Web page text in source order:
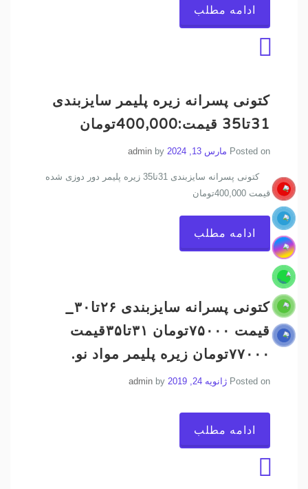
ادامه مطلب
کتونی پسرانه زیره پلیمر سایزبندی
31تا35 قیمت:400,000تومان
Posted on مارس 13, 2024 admin
کتونی پسرانه سایزبندی 31تا35 زیره پلیمر دور دوزی شده
قیمت 400,000تومان
ادامه مطلب
کتونی پسرانه سایزبندی ۲۶تا۳۰_
قیمت ۷۵۰۰۰تومان ۳۱تا۳۵قیمت
۷۷۰۰۰تومان زیره پلیمر مواد نو.
Posted on ژانویه 24, 2019 admin
ادامه مطلب